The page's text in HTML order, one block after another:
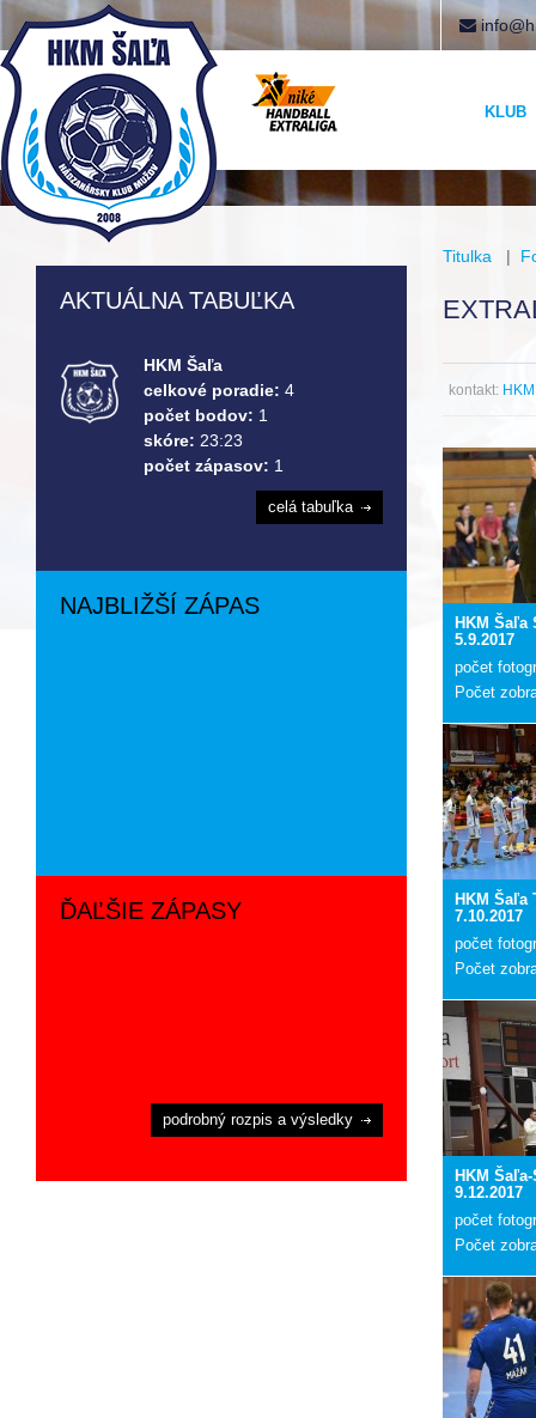
KLUB
Titulka |
kontakt:
HKM Šaľa
5.9.2017
počet
Počet
HKM Šaľa
7.10.2017
počet
Počet
HKM
9.12.2017
počet
Počet
AKTUÁLNA TABUĽKA
HKM Šaľa
celkové poradie: 4
počet bodov: 1
skóre: 23:23
počet zápasov: 1
celá tabuľka
NAJBLIŽŠÍ ZÁPAS
ĎAĽŠIE ZÁPASY
podrobný rozpis a výsledky